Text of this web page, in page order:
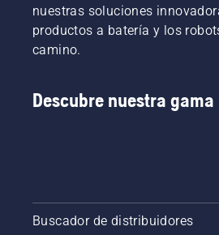
nuestras soluciones
productos a batería y los
camino.
Descubre nuestra gama
Buscador de distribuidores